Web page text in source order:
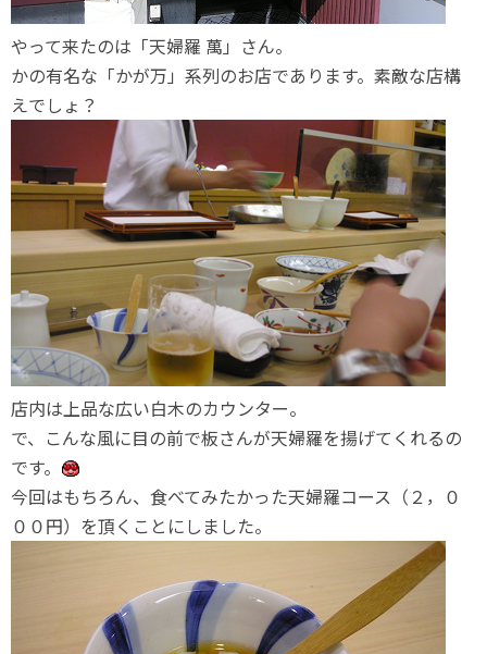
やって来たのは「天婦羅 萬」さん。
かの有名な「かが万」系列のお店であります。素敵な店構
えでしょ？
店内は上品な広い白木のカウンター。
で、こんな風に目の前で板さんが天婦羅を揚げてくれるの
です。
今回はもちろん、食べてみたかった天婦羅コース（２，０
００円）を頂くことにしました。